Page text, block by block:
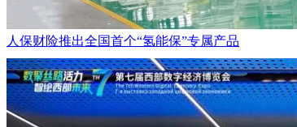
人保财险推出全国首个“氢能保”专属产品